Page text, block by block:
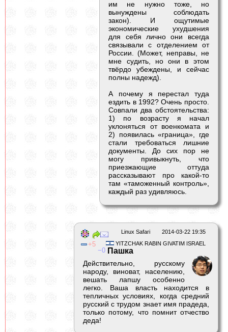
им не нужно тоже, но
вынуждены соблюдать
закон). И ощутимые
экономические ухудшения
для себя лично они всегда
связывали с отделением от
России. (Может, неправы, не
мне судить, но они в этом
твёрдо убеждены, и сейчас
полны надежд).
А почему я перестал туда
ездить в 1992? Очень просто.
Совпали два обстоятельства:
1) по возрасту я начал
уклоняться от военкомата и
2) появилась «граница», где
стали требоваться лишние
документы. До сих пор не
могу привыкнуть, что
приезжающие оттуда
рассказывают про какой-то
там «таможенный контроль»,
каждый раз удивляюсь.
2014-03-22 19:35
Linux Safari
YITZCHAK RABIN GIVATIM ISRAEL
5
0 Пашка
Действительно, русскому
народу, виноват, населению,
вешать лапшу особенно
легко. Ваша власть находится в
тепличных условиях, когда средний
русский с трудом знает имя прадеда,
только потому, что помнит отчество
деда!